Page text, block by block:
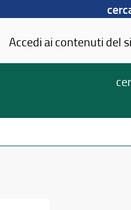
Accedi ai contenuti del